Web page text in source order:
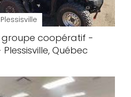
Plessisville
groupe coopératif -
Plessisville, Québec